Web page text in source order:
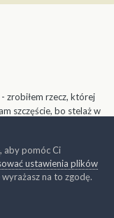
zrobiłem rzecz, której
szczęście, bo stelaż w
wykonanie pewnych
czas.
żeby tak pozostało aż
plandekę bez
rozkleję,
, aby pomóc Ci
ustawienia plików
na to zgodę.